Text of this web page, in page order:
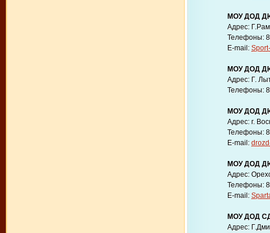
МОУ ДОД
Адрес:
Телефоны: 8
E-mail:
МОУ ДОД
Адрес: Г.
Телефоны: 8
МОУ ДОД
Адрес: г.
Телефоны: 8
E-mail:
МОУ ДОД
Адрес:
Телефоны: 8
E-mail:
МОУ ДОД
Адрес: